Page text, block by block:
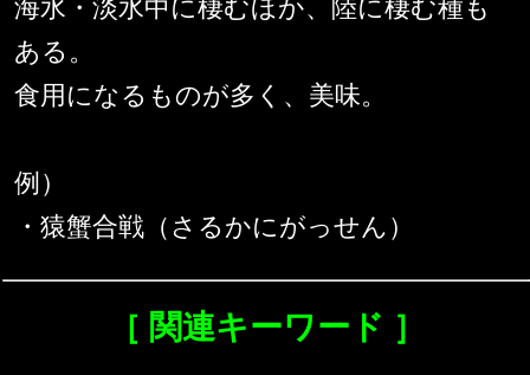
海水・淡水中に棲むほか、陸に棲む種も
ある。
食用になるものが多く、美味。
例）
・猿蟹合戦（さるかにがっせん）
［ 関連キーワード ］